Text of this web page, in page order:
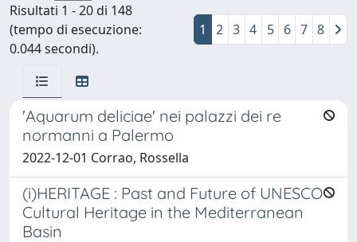
Risultati 1 - 20 di 148
(tempo di esecuzione:
0.044 secondi).
1 2 3 4 5 6 7 8
'Aquarum deliciae' nei palazzi dei re
normanni a Palermo
2022-12-01 Corrao, Rossella
(i)HERITAGE : Past and Future of UNESCO
Cultural Heritage in the Mediterranean
Basin